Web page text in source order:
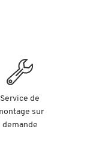
Service de
sur
demande